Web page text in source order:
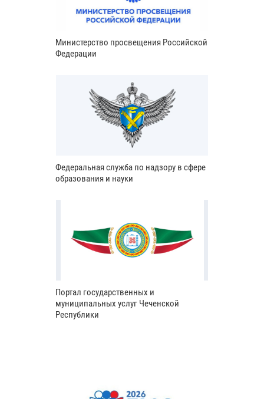
Министерство просвещения Российской
Федерации
Федеральная служба по надзору в сфере
образования и науки
Портал государственных и
муниципальных услуг Чеченской
Республики